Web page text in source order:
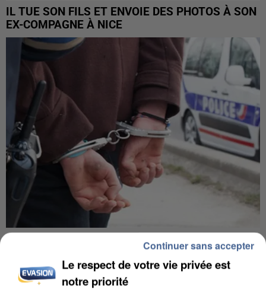
IL TUE SON FILS ET ENVOIE DES PHOTOS À SON
EX-COMPAGNE À NICE
L’UN DES FONDATEURS SUPPOSÉS DE LA DZ
MAFIA INTERPELLÉ EN ALGÉRIE
Le respect de votre vie privée est
notre priorité
Continuer sans accepter